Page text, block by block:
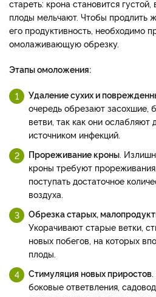
стареть: крона становится
плоды мельчают. Чтобы продлить
его продуктивность, необходимо
омолаживающую обрезку.
Этапы омоложения:
Удаление сухих и
очередь обрезают засохшие,
ветви, так как они ослабляют
источником инфекций.
Прореживание кроны .
кроны требуют
поступать достаточное
воздуха.
Обрезка старых,
Укорачивают старые ветки,
новых побегов, на которых
плоды.
Стимуляция новых приростов
боковые ответвления,